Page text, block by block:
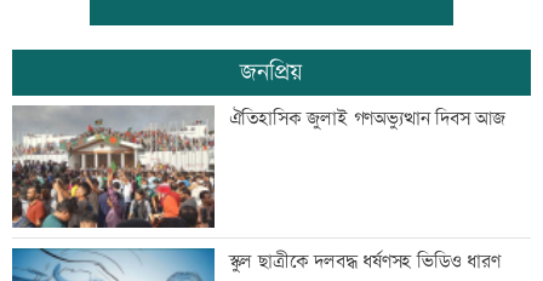
নোয়াখালীতে পুকুরে পড়ে শিশুর মৃত্যু
স্বামীর বিরুদ্ধে স্ত্রীর সংবাদ সম্মেলনে
জনপ্রিয়
ঐতিহাসিক জুলাই গণঅভ্যুত্থান দিবস আজ
স্কুল ছাত্রীকে দলবদ্ধ ধর্ষণসহ ভিডিও ধারণ